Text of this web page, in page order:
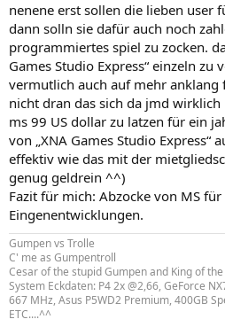
nenene erst sollen die lieben user
dann solln sie dafür auch noch
programmiertes spiel zu zocken.
Games Studio Express“ einzeln zu
vermutlich auch auf mehr anklang
nicht dran das sich da jmd
ms 99 US dollar zu latzen für ein
von „XNA Games Studio Express“
effektiv wie das mit der
genug geldrein ^^)
Fazit für mich: Abzocke von MS
Eingenentwicklungen.
Gumpen vs Trolle
C' me as Gumpentroll
Cesar of the stupid Gumpen and King of
System Eckdaten: P4 2x @2,66, GeForce
667 MHz, Asus P5WD2 Premium, 400GB
ETC....^^